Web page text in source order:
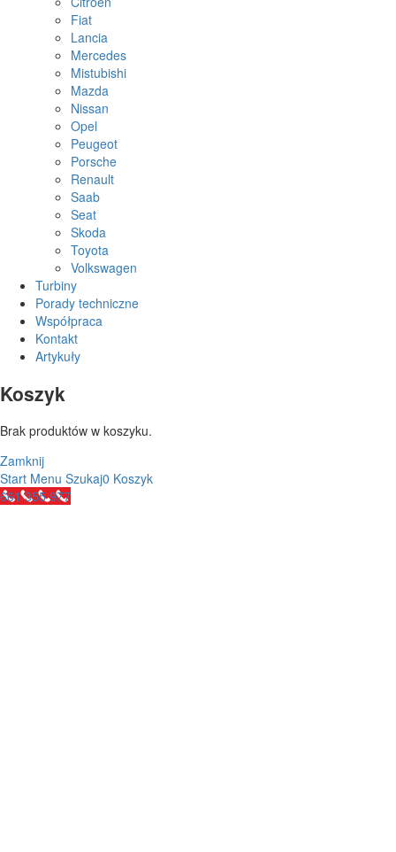
Fiat
Lancia
Mercedes
Mistubishi
Mazda
Nissan
Opel
Peugeot
Porsche
Renault
Saab
Seat
Skoda
Toyota
Volkswagen
Turbiny
Porady techniczne
Współpraca
Kontakt
Artykuły
Koszyk
Brak produktów w koszyku.
Zamknij
Start Menu Szukaj0 Koszyk
661 355 977